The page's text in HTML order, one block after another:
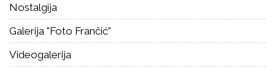
Nostalgija
Galerija "Foto Frančić"
Videogalerija